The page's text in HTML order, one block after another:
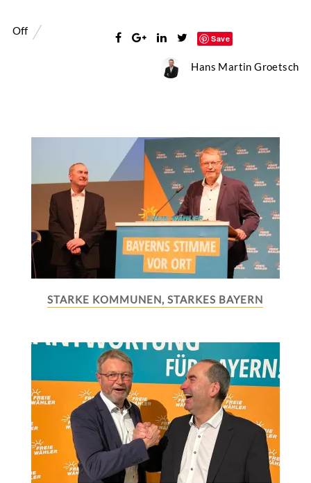
Off
Save
Hans Martin Groetsch
STARKE KOMMUNEN, STARKES BAYERN